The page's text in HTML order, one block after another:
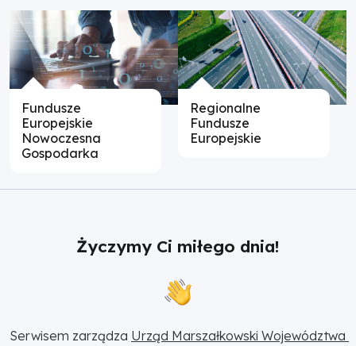
Fundusze
Europejskie
Nowoczesna
Gospodarka
Regionalne
Fundusze
Europejskie
Życzymy Ci miłego dnia!
Serwisem zarządza Urząd Marszałkowski Województwa